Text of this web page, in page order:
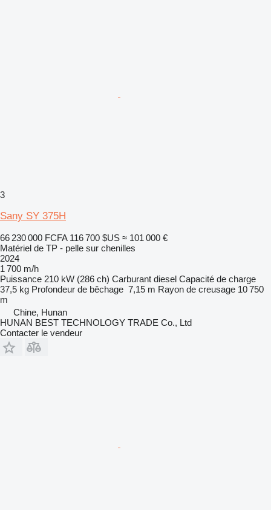
3
Sany SY 375H
66 230 000 FCFA 116 700 $US ≈ 101 000 €
Matériel de TP - pelle sur chenilles
2024
1 700 m/h
Puissance 210 kW (286 ch) Carburant diesel Capacité de charge
37,5 kg Profondeur de bêchage 7,15 m Rayon de creusage 10 750
m
Chine, Hunan
HUNAN BEST TECHNOLOGY TRADE Co., Ltd
Contacter le vendeur